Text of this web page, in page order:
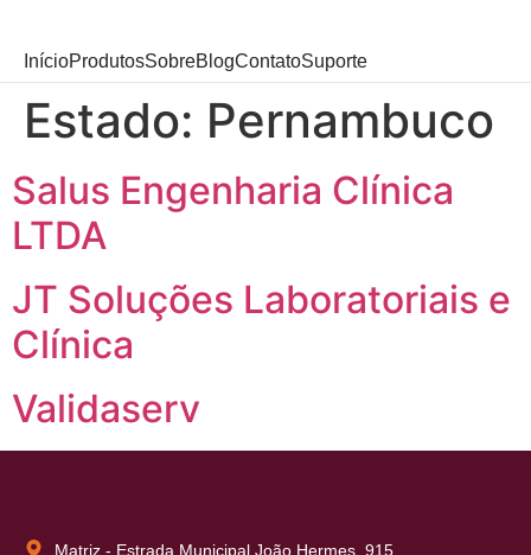
InícioProdutosSobreBlogContatoSuporte
Estado: Pernambuco
Salus Engenharia Clínica
LTDA
JT Soluções Laboratoriais e
Clínica
Validaserv
Matriz - Estrada Municipal João Hermes, 915